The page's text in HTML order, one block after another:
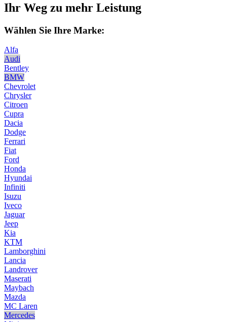
Ihr Weg zu mehr Leistung
Wählen Sie Ihre Marke:
Alfa
Audi
Bentley
BMW
Chevrolet
Chrysler
Citroen
Cupra
Dacia
Dodge
Ferrari
Fiat
Ford
Honda
Hyundai
Infiniti
Isuzu
Iveco
Jaguar
Jeep
Kia
KTM
Lamborghini
Lancia
Landrover
Maserati
Maybach
Mazda
MC Laren
Mercedes